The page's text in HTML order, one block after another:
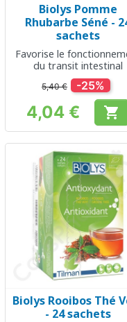
Biolys Pomme
Rhubarbe Séné -
sachets
Favorise le
du transit intestinal
5,40 € -25%
Prix
4,04 € 
Biolys Rooibos Thé
- 24 sachets